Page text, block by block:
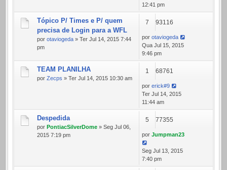
12:41 pm
Tópico P/ Times e P/ quem
precisa de Login para a WFL
por otaviogeda » Ter Jul 14, 2015 7:44
pm
7 93116
por otaviogeda
Qua Jul 15, 2015
9:46 pm
TEAM PLANILHA
por Zecps » Ter Jul 14, 2015 10:30 am
1 68761
por erick#9
Ter Jul 14, 2015
11:44 am
Despedida
por PontiacSilverDome » Seg Jul 06,
2015 7:19 pm
5 77355
por Jumpman23
Seg Jul 13, 2015
7:40 pm